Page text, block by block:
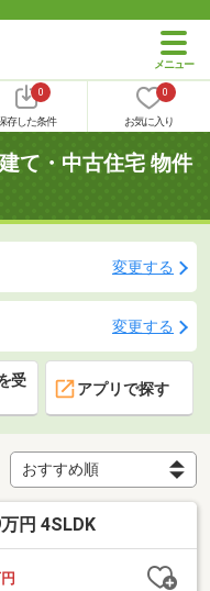
0
存した条件
0
お気に入り
て・中古住宅 物件
変更する
変更する
受
アプリで探す
円 4SLDK